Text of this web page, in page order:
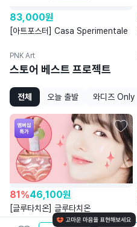
83,000원
[아트포스터] Casa Sperimentale
PNK Art
스토어 베스트 프로젝트
전체 오늘 출발 와디즈 Only
81 %46,100원
[글루타치온] 글루타치온
+콜라겐역대급 최대함량